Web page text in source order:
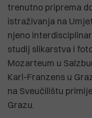
trenutno priprema
istraživanja na
njeno
studij slikarstva i
Mozarteum u
Karl-Franzens u
na Sveučilištu
Grazu.